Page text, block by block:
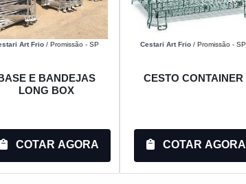
Art Frio / Promissão - SP
E BANDEJAS
LONG BOX
COTAR AGORA
Cestari Art Frio / Promissão - SP
CESTO CONTAINER
COTAR AGORA